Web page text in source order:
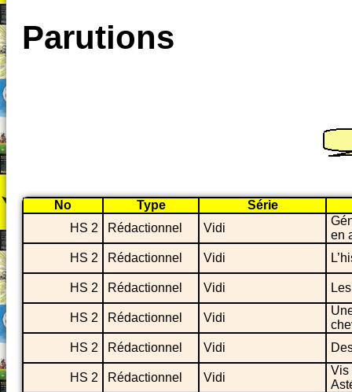
Parutions
No Type
Série
HS 2
Rédactionnel Vidi
en
HS 2
Rédactionnel Vidi
HS 2 Rédactionnel Vidi
HS 2 Rédactionnel Vidi
HS 2
Rédactionnel Vidi
HS 2 Rédactionnel Vidi
Vis